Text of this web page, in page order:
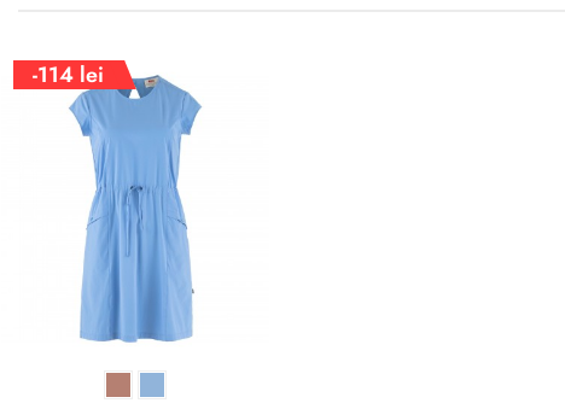
-114 lei